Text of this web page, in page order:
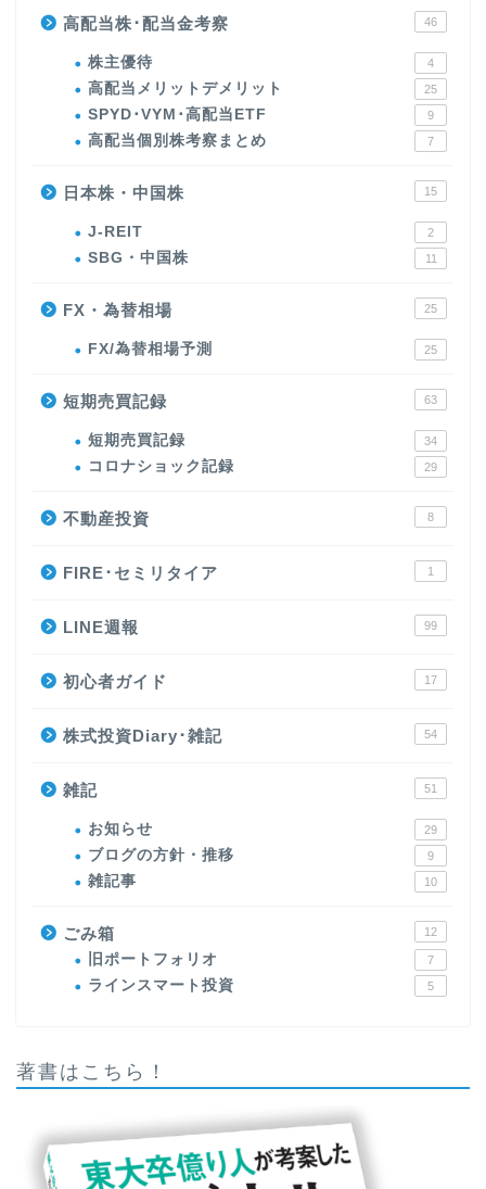
高配当株･配当金考察 46
株主優待 4
高配当メリットデメリット 25
SPYD･VYM･高配当ETF 9
高配当個別株考察まとめ 7
日本株・中国株 15
J-REIT 2
SBG・中国株 11
FX・為替相場 25
FX/為替相場予測 25
短期売買記録 63
短期売買記録 34
コロナショック記録 29
不動産投資 8
FIRE･セミリタイア 1
LINE週報 99
初心者ガイド 17
株式投資Diary･雑記 54
雑記 51
お知らせ 29
ブログの方針・推移 9
雑記事 10
ごみ箱 12
旧ポートフォリオ 7
ラインスマート投資 5
著書はこちら！